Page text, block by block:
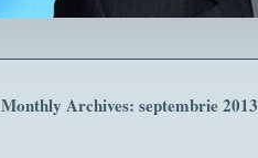
Monthly Archives: septembrie 2013